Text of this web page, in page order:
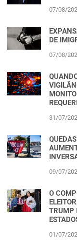
07/08/
DE
07/08/
31/07/
09/07/
O
TRUMP
01/07/